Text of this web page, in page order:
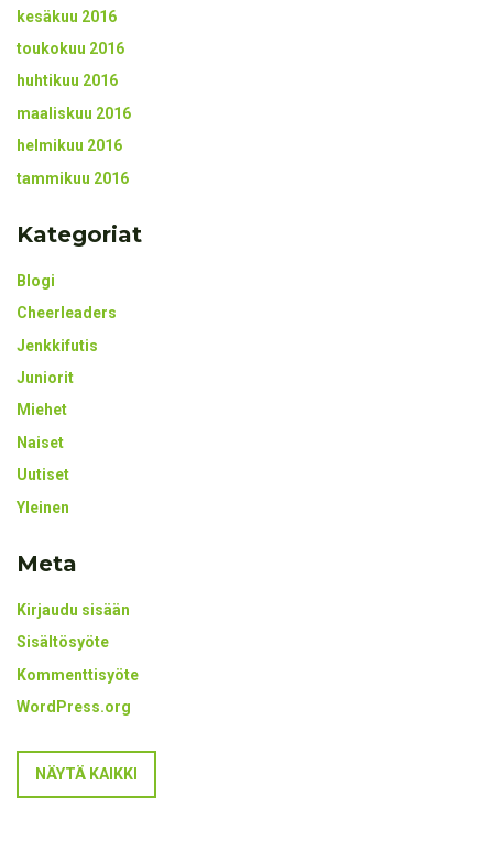
kesäkuu 2016
toukokuu 2016
huhtikuu 2016
maaliskuu 2016
helmikuu 2016
tammikuu 2016
Kategoriat
Blogi
Cheerleaders
Jenkkifutis
Juniorit
Miehet
Naiset
Uutiset
Yleinen
Meta
Kirjaudu sisään
Sisältösyöte
Kommenttisyöte
WordPress.org
NÄYTÄ KAIKKI